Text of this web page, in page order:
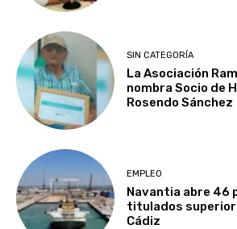
SIN CATEGORÍA
La Asociación
nombra Socio de
Rosendo Sánchez
EMPLEO
Navantia abre 46
titulados
Cádiz